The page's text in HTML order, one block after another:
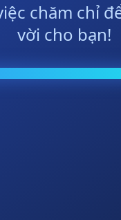
chăm chỉ
vời cho bạn!